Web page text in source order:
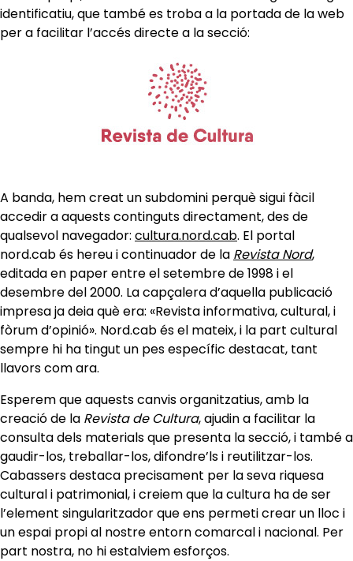
identificatiu, que també es troba a la portada de la web
per a facilitar l’accés directe a la secció:
A banda, hem creat un subdomini perquè sigui fàcil
accedir a aquests continguts directament, des de
qualsevol navegador: cultura.nord.cab. El portal
nord.cab és hereu i continuador de la Revista Nord,
editada en paper entre el setembre de 1998 i el
desembre del 2000. La capçalera d’aquella publicació
impresa ja deia què era: «Revista informativa, cultural, i
fòrum d’opinió». Nord.cab és el mateix, i la part cultural
sempre hi ha tingut un pes específic destacat, tant
llavors com ara.
Esperem que aquests canvis organitzatius, amb la
creació de la Revista de Cultura, ajudin a facilitar la
consulta dels materials que presenta la secció, i també a
gaudir-los, treballar-los, difondre’ls i reutilitzar-los.
Cabassers destaca precisament per la seva riquesa
cultural i patrimonial, i creiem que la cultura ha de ser
l’element singularitzador que ens permeti crear un lloc i
un espai propi al nostre entorn comarcal i nacional. Per
part nostra, no hi estalviem esforços.